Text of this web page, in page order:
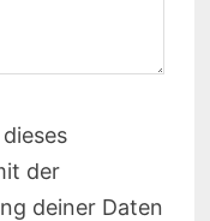
der
deiner Daten